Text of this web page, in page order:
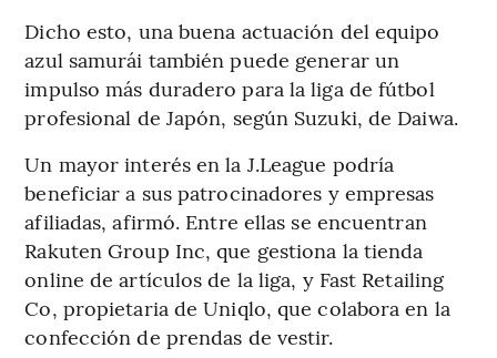
Dicho esto, una buena actuación del equipo
azul samurái también puede generar un
impulso más duradero para la liga de fútbol
profesional de Japón, según Suzuki, de Daiwa.
Un mayor interés en la J.League podría
beneficiar a sus patrocinadores y empresas
afiliadas, afirmó. Entre ellas se encuentran
Rakuten Group Inc, que gestiona la tienda
online de artículos de la liga, y Fast Retailing
Co, propietaria de Uniqlo, que colabora en la
confección de prendas de vestir.